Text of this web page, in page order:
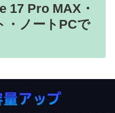
17 Pro MAX・
・ノートPCで